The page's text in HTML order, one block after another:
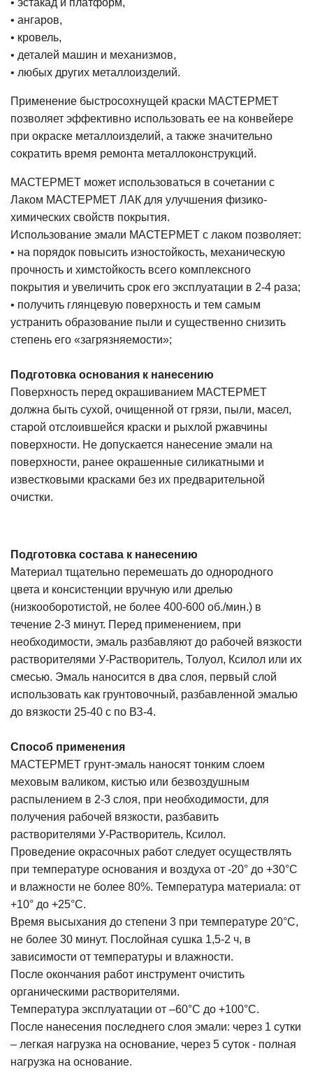
• ангаров,
• кровель,
• деталей машин и механизмов,
• любых других металлоизделий.
Применение быстросохнущей краски МАСТЕРМЕТ
позволяет эффективно использовать ее на конвейере
при окраске металлоизделий, а также значительно
сократить время ремонта металлоконструкций.
МАСТЕРМЕТ может использоваться в сочетании с
Лаком МАСТЕРМЕТ ЛАК для улучшения физико-
химических свойств покрытия.
Использование эмали МАСТЕРМЕТ с лаком позволяет:
• на порядок повысить изностойкость, механическую
прочность и химстойкость всего комплексного
покрытия и увеличить срок его эксплуатации в 2-4 раза;
• получить глянцевую поверхность и тем самым
устранить образование пыли и существенно снизить
степень его «загрязняемости»;
Подготовка основания к нанесению
Поверхность перед окрашиванием МАСТЕРМЕТ
должна быть сухой, очищенной от грязи, пыли, масел,
старой отслоившейся краски и рыхлой ржавчины
поверхности. Не допускается нанесение эмали на
поверхности, ранее окрашенные силикатными и
известковыми красками без их предварительной
очистки.
Подготовка состава к нанесению
Материал тщательно перемешать до однородного
цвета и консистенции вручную или дрелью
(низкооборотистой, не более 400-600 об./мин.) в
течение 2-3 минут. Перед применением, при
необходимости, эмаль разбавляют до рабочей вязкости
растворителями У-Растворитель, Толуол, Ксилол или их
смесью. Эмаль наносится в два слоя, первый слой
использовать как грунтовочный, разбавленной эмалью
до вязкости 25-40 с по ВЗ-4.
Способ применения
МАСТЕРМЕТ грунт-эмаль наносят тонким слоем
меховым валиком, кистью или безвоздушным
распылением в 2-3 слоя, при необходимости, для
получения рабочей вязкости, разбавить
растворителями У-Растворитель, Ксилол.
Проведение окрасочных работ следует осуществлять
при температуре основания и воздуха от -20° до +30°С
и влажности не более 80%. Температура материала: от
+10° до +25°С.
Время высыхания до степени 3 при температуре 20°С,
не более 30 минут. Послойная сушка 1,5-2 ч, в
зависимости от температуры и влажности.
После окончания работ инструмент очистить
органическими растворителями.
Температура эксплуатации от –60°С до +100°С.
После нанесения последнего слоя эмали: через 1 сутки
– легкая нагрузка на основание, через 5 суток - полная
нагрузка на основание.